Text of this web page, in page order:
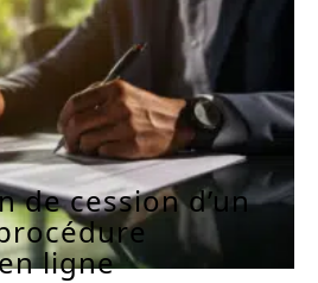
de cession d’un
ligne